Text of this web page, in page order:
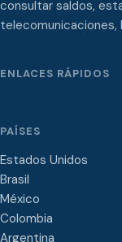
consultar saldos,
telecomunicaciones,
ENLACES RÁPIDOS
PAÍSES
Estados Unidos
Brasil
México
Colombia
Argentina